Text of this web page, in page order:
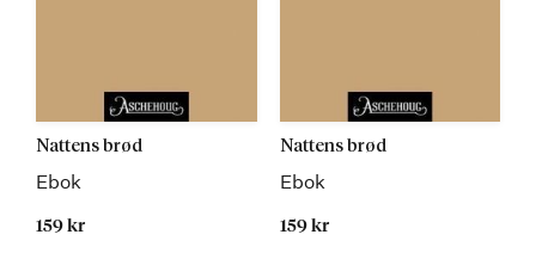
Nattens brød
Ebok
159 kr
Nattens brød
Ebok
159 kr